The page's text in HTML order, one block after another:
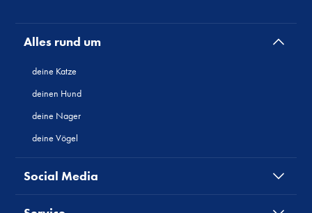
Alles rund um
deine Katze
deinen Hund
deine Nager
deine Vögel
Social Media